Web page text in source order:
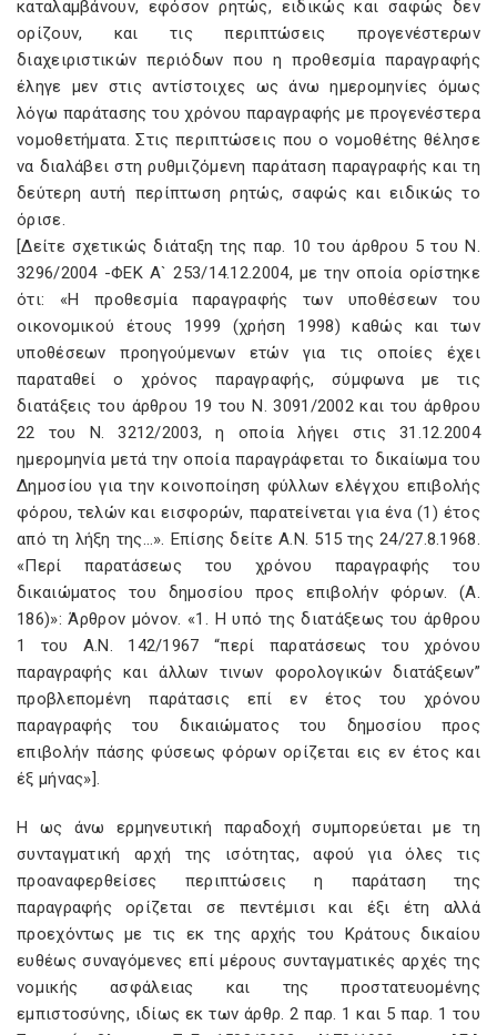
καταλαμβάνουν, εφόσον ρητώς, ειδικώς και σαφώς δεν
ορίζουν, και τις περιπτώσεις προγενέστερων
διαχειριστικών περιόδων που η προθεσμία παραγραφής
έληγε μεν στις αντίστοιχες ως άνω ημερομηνίες όμως
λόγω παράτασης του χρόνου παραγραφής με προγενέστερα
νομοθετήματα. Στις περιπτώσεις που ο νομοθέτης θέλησε
να διαλάβει στη ρυθμιζόμενη παράταση παραγραφής και τη
δεύτερη αυτή περίπτωση ρητώς, σαφώς και ειδικώς το
όρισε.
[Δείτε σχετικώς διάταξη της παρ. 10 του άρθρου 5 του Ν.
3296/2004 -ΦΕΚ Α` 253/14.12.2004, με την οποία ορίστηκε
ότι: «Η προθεσμία παραγραφής των υποθέσεων του
οικονομικού έτους 1999 (χρήση 1998) καθώς και των
υποθέσεων προηγούμενων ετών για τις οποίες έχει
παραταθεί ο χρόνος παραγραφής, σύμφωνα με τις
διατάξεις του άρθρου 19 του Ν. 3091/2002 και του άρθρου
22 του Ν. 3212/2003, η οποία λήγει στις 31.12.2004
ημερομηνία μετά την οποία παραγράφεται το δικαίωμα του
Δημοσίου για την κοινοποίηση φύλλων ελέγχου επιβολής
φόρου, τελών και εισφορών, παρατείνεται για ένα (1) έτος
από τη λήξη της…». Επίσης δείτε Α.Ν. 515 της 24/27.8.1968.
«Περί παρατάσεως του χρόνου παραγραφής του
δικαιώματος του δημοσίου προς επιβολήν φόρων. (Α.
186)»: Άρθρον μόνον. «1. Η υπό της διατάξεως του άρθρου
1 του Α.Ν. 142/1967 “περί παρατάσεως του χρόνου
παραγραφής και άλλων τινων φορολογικών διατάξεων”
προβλεπομένη παράτασις επί εν έτος του χρόνου
παραγραφής του δικαιώματος του δημοσίου προς
επιβολήν πάσης φύσεως φόρων ορίζεται εις εν έτος και
έξ μήνας»].
Η ως άνω ερμηνευτική παραδοχή συμπορεύεται με τη
συνταγματική αρχή της ισότητας, αφού για όλες τις
προαναφερθείσες περιπτώσεις η παράταση της
παραγραφής ορίζεται σε πεντέμισι και έξι έτη αλλά
προεχόντως με τις εκ της αρχής του Κράτους δικαίου
ευθέως συναγόμενες επί μέρους συνταγματικές αρχές της
νομικής ασφάλειας και της προστατευομένης
εμπιστοσύνης, ιδίως εκ των άρθρ. 2 παρ. 1 και 5 παρ. 1 του